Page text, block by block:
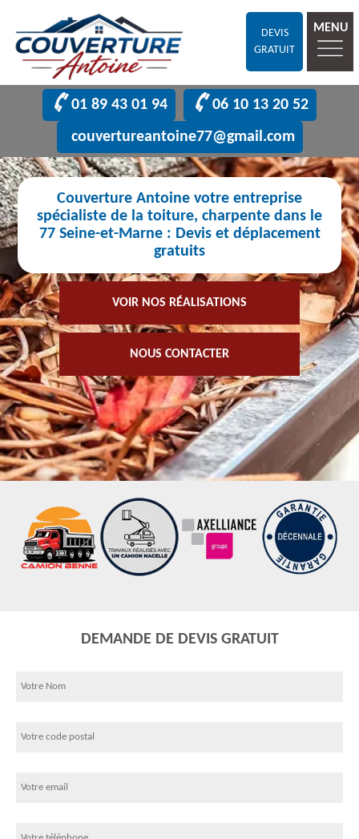
DEVIS
GRATUIT
MENU
01 89 43 01 94
06 10 13 20 52
couvertureantoine77@gmail.com
Couverture Antoine votre entreprise
spécialiste de la toiture, charpente dans le
77 Seine-et-Marne : Devis et déplacement
gratuits
VOIR NOS RÉALISATIONS
NOUS CONTACTER
DEMANDE DE DEVIS GRATUIT